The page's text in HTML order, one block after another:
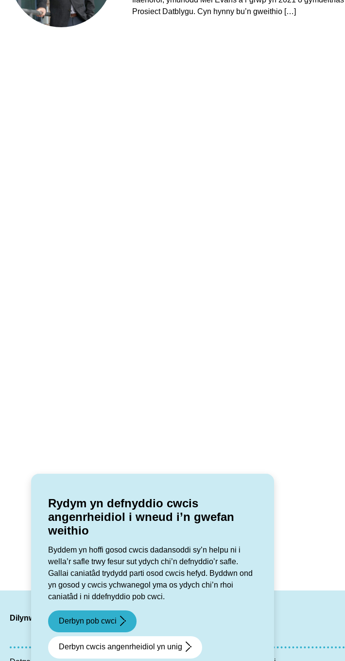
Rydym yn defnyddio cwcis
angenrheidiol i wneud i’n gwefan
weithio
Byddem yn hoffi gosod cwcis dadansoddi sy’n helpu ni i
wella’r safle trwy fesur sut ydych chi’n defnyddio’r safle.
Gallai caniatâd trydydd parti osod cwcis hefyd. Byddwn ond
yn gosod y cwcis ychwanegol yma os ydych chi’n rhoi
caniatâd i ni ddefnyddio pob cwci.
Derbyn pob cwci
Derbyn cwcis angenrheidiol yn unig
Prosiect Datblygu. Cyn hynny bu’n gweithio […]
Dilynwch ni LinkedIn
Facebook